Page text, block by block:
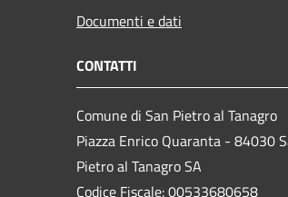
Documenti e dati
CONTATTI
Comune di San Pietro al Tanagro
Piazza Enrico Quaranta - 84030
Pietro al Tanagro SA
Codice Fiscale: 00533680658